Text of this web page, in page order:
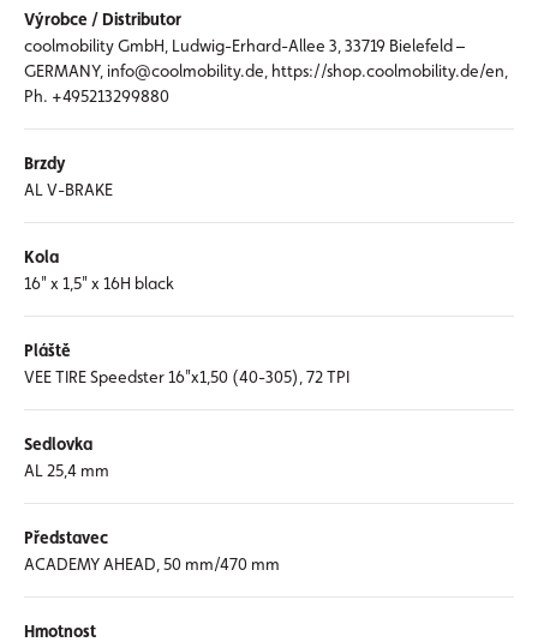
Výrobce / Distributor
coolmobility GmbH, Ludwig-Erhard-Allee 3, 33719 Bielefeld –
GERMANY, info@coolmobility.de, https://shop.coolmobility.de/en,
Ph. +495213299880
Brzdy
AL V-BRAKE
Kola
16" x 1,5" x 16H black
Pláště
VEE TIRE Speedster 16"x1,50 (40-305), 72 TPI
Sedlovka
AL 25,4 mm
Představec
ACADEMY AHEAD, 50 mm/470 mm
Hmotnost